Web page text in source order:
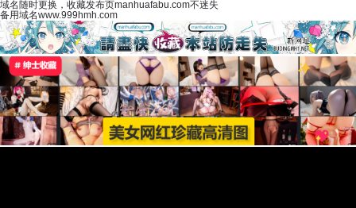
域名随时更换，收藏发布页manhuafabu.com不迷失
备用域名www.999hmh.com